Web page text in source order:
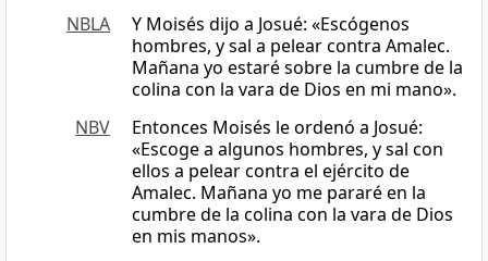
NBLA
Y Moisés dijo a Josué: «Escógenos
hombres, y sal a pelear contra Amalec.
Mañana yo estaré sobre la cumbre de la
colina con la vara de Dios en mi mano».
NBV
Entonces Moisés le ordenó a Josué:
«Escoge a algunos hombres, y sal con
ellos a pelear contra el ejército de
Amalec. Mañana yo me pararé en la
cumbre de la colina con la vara de Dios
en mis manos».